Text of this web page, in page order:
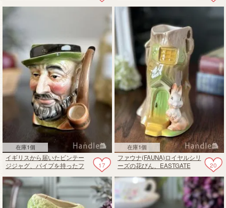
在庫1個
17
イギリスから届いたビンテー
ジジャグ、パイプを持ったフ
在庫1個
20
ファウナ(FAUNA)ロイヤルシリ
ーズの花びん、EASTGATE
ーベース